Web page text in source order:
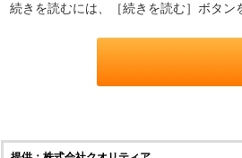
続きを読むには、［続きを読む］ボタン